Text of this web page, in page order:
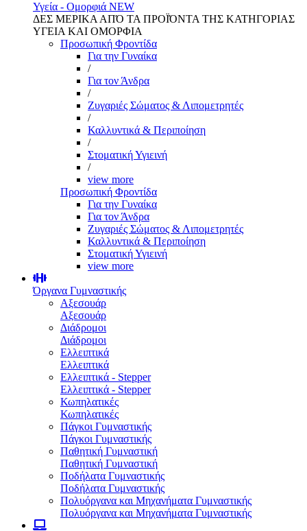
Υγεία - Ομορφιά NEW
ΔΕΣ ΜΕΡΙΚΑ ΑΠΌ ΤΑ ΠΡΟΪΌΝΤΑ ΤΗΣ ΚΑΤΗΓΟΡΙΑΣ
ΥΓΕΙΑ ΚΑΙ ΟΜΟΡΦΙΑ
Προσωπική Φροντίδα
Για την Γυναίκα
/
Για τον Άνδρα
/
Ζυγαριές Σώματος & Λιπομετρητές
/
Καλλυντικά & Περιποίηση
/
Στοματική Υγιεινή
/
view more
Προσωπική Φροντίδα
Για την Γυναίκα
Για τον Άνδρα
Ζυγαριές Σώματος & Λιπομετρητές
Καλλυντικά & Περιποίηση
Στοματική Υγιεινή
view more
Όργανα Γυμναστικής
Αξεσουάρ
Αξεσουάρ
Διάδρομοι
Διάδρομοι
Ελλειπτικά
Ελλειπτικά
Ελλειπτικά - Stepper
Ελλειπτικά - Stepper
Κωπηλατικές
Κωπηλατικές
Πάγκοι Γυμναστικής
Πάγκοι Γυμναστικής
Παθητική Γυμναστική
Παθητική Γυμναστική
Ποδήλατα Γυμναστικής
Ποδήλατα Γυμναστικής
Πολυόργανα και Μηχανήματα Γυμναστικής
Πολυόργανα και Μηχανήματα Γυμναστικής